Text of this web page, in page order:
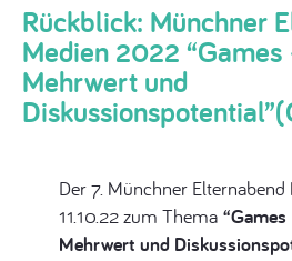
Rückblick: Münchner
Medien 2022
Mehrwert und
Der 7. Münchner
11.10.22 zum Thema
Mehrwert und